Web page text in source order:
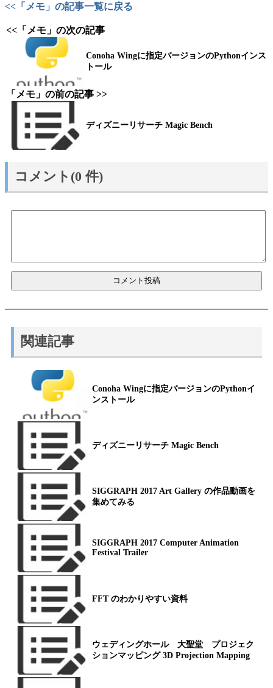
<<「メモ」の記事一覧に戻る
<<「メモ」の次の記事
Conoha Wingに指定バージョンのPythonインス
トール
「メモ」の前の記事 >>
ディズニーリサーチ Magic Bench
コメント(0 件)
関連記事
Conoha Wingに指定バージョンのPythonイ
ンストール
ディズニーリサーチ Magic Bench
SIGGRAPH 2017 Art Gallery の作品動画を
集めてみる
SIGGRAPH 2017 Computer Animation
Festival Trailer
FFT のわかりやすい資料
ウェディングホール 大聖堂 プロジェク
ションマッピング 3D Projection Mapping